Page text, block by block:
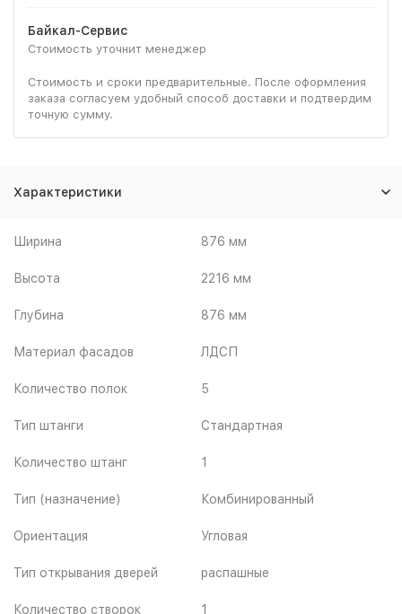
Байкал-Сервис
Стоимость уточнит менеджер
Стоимость и сроки предварительные. После оформления
заказа согласуем удобный способ доставки и подтвердим
точную сумму.
Характеристики
Ширина 876 мм
Высота 2216 мм
Глубина 876 мм
Материал фасадов ЛДСП
Количество полок 5
Тип штанги Стандартная
Количество штанг 1
Тип (назначение) Комбинированный
Ориентация Угловая
Тип открывания дверей распашные
Количество створок 1